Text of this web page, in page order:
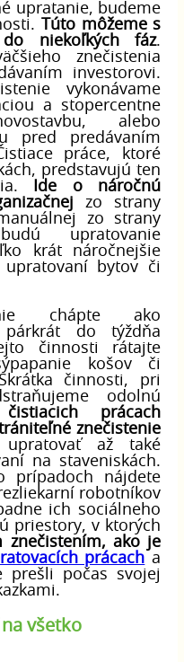
upratanie, budeme
Túto môžeme s
niekoľkých fáz.
znečistenia
investorovi.
vykonávame
a stopercentne
alebo
pred predávaním
práce, ktoré
predstavujú ten
Ide o náročnú
zo strany
zo strany
upratovanie
krát náročnejšie
bytov či
chápte ako
párkrát do týždňa
činnosti rátajte
košov či
činnosti, pri
odolnú
prácach
znečistenie
až také
na staveniskách.
prípadoch nájdete
robotníkov
ich sociálneho
priestory, v ktorých
ako je
prácach a
prešli počas svojej
všetko